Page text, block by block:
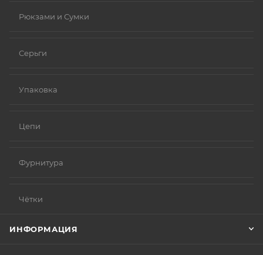
Рюкзами и Сумки
Серьги
Упаковка
Цепи
Фурнитура
Чётки
ИНФОРМАЦИЯ